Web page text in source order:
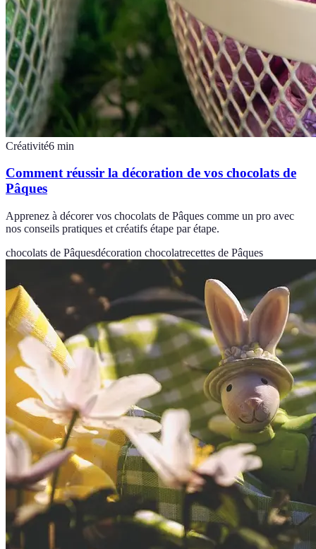
Créativité6 min
Comment réussir la décoration de vos chocolats de
Pâques
Apprenez à décorer vos chocolats de Pâques comme un pro avec
nos conseils pratiques et créatifs étape par étape.
chocolats de Pâquesdécoration chocolatrecettes de Pâques